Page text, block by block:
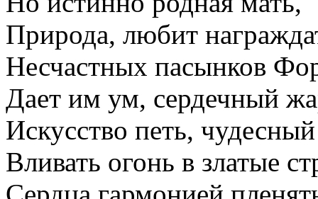
Природа, любит
Несчастных пасынков
Дает им ум, сердечный
Искусство петь,
Вливать огонь в златые